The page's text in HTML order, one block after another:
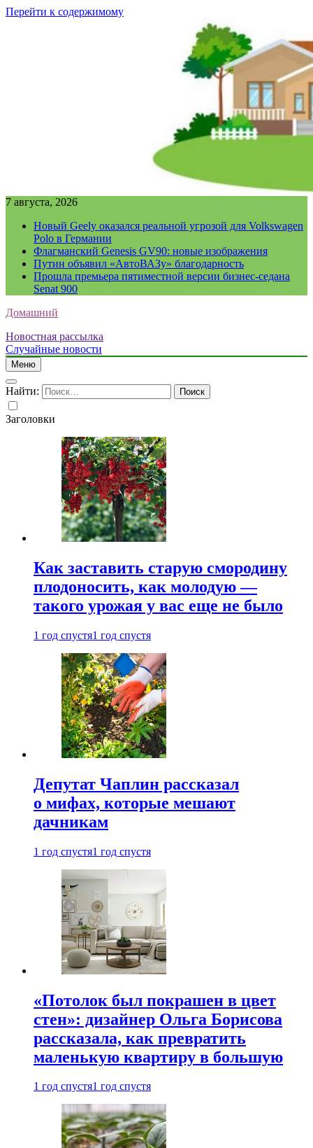
Перейти к содержимому
7 августа, 2026
Новый Geely оказался реальной угрозой для Volkswagen
Polo в Германии
Флагманский Genesis GV90: новые изображения
Путин объявил «АвтоВАЗу» благодарность
Прошла премьера пятиместной версии бизнес-седана
Senat 900
Домашний
Новостная рассылка
Случайные новости
Меню
Найти:
Заголовки
Как заставить старую смородину
плодоносить, как молодую —
такого урожая у вас еще не было
1 год спустя1 год спустя
Депутат Чаплин рассказал
о мифах, которые мешают
дачникам
1 год спустя1 год спустя
«Потолок был покрашен в цвет
стен»: дизайнер Ольга Борисова
рассказала, как превратить
маленькую квартиру в большую
1 год спустя1 год спустя